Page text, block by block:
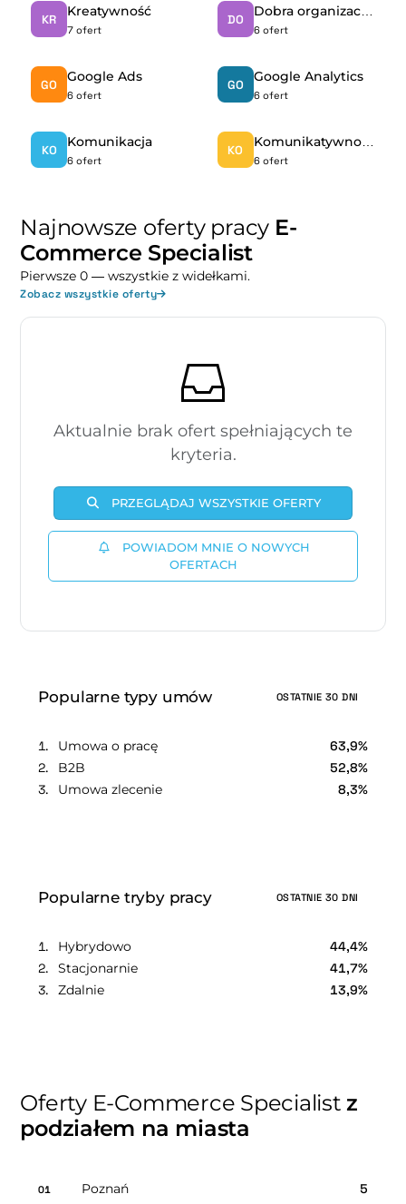
KR
Kreatywność
7 ofert
DO
6 ofert
GO
Google Ads
6 ofert
GO
Google Analytics
6 ofert
KO
Komunikacja
6 ofert
KO
6 ofert
Najnowsze oferty pracy E-
Commerce Specialist
Pierwsze 0 — wszystkie z widełkami.
Zobacz wszystkie oferty
Aktualnie brak ofert spełniających te
kryteria.
PRZEGLĄDAJ WSZYSTKIE OFERTY
POWIADOM MNIE O NOWYCH
OFERTACH
Popularne typy umów OSTATNIE 30 DNI
Umowa o pracę
63,9%
B2B
52,8%
Umowa zlecenie
8,3%
Popularne tryby pracy OSTATNIE 30 DNI
Hybrydowo
44,4%
Stacjonarnie
41,7%
Zdalnie
13,9%
Oferty E-Commerce Specialistz
podziałem na miasta
01 Poznań 5